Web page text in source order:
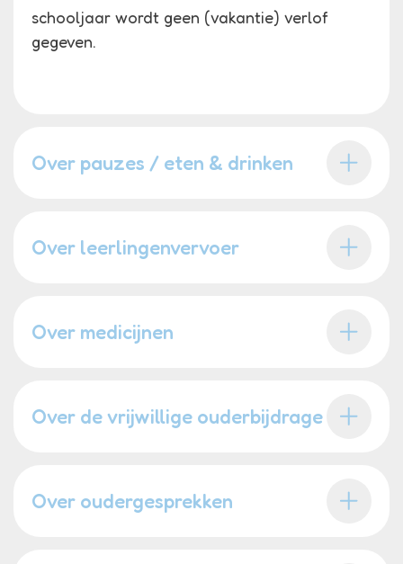
schooljaar wordt geen (vakantie) verlof
gegeven.
Over pauzes / eten & drinken
Over leerlingenvervoer
Over medicijnen
Over de vrijwillige ouderbijdrage
Over oudergesprekken